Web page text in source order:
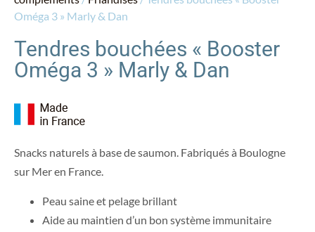
Oméga 3 » Marly & Dan
Tendres bouchées « Booster
Oméga 3 » Marly & Dan
Snacks naturels à base de saumon. Fabriqués à Boulogne
sur Mer en France.
Peau saine et pelage brillant
Aide au maintien d’un bon système immunitaire